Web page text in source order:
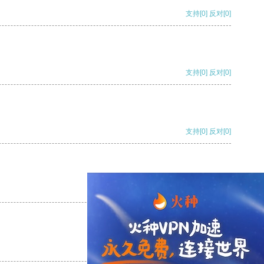
支持[0] 反对[0]
支持[0] 反对[0]
支持[0] 反对[0]
支持 [0] 反对[0]